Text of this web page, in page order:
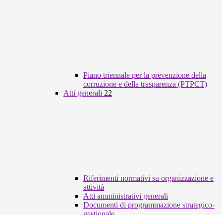
Piano triennale per la prevenzione della
corruzione e della trasparenza (PTPCT)
Atti generali 22
Riferimenti normativi su organizzazione e
attività
Atti amministrativi generali
Documenti di programmazione strategico-